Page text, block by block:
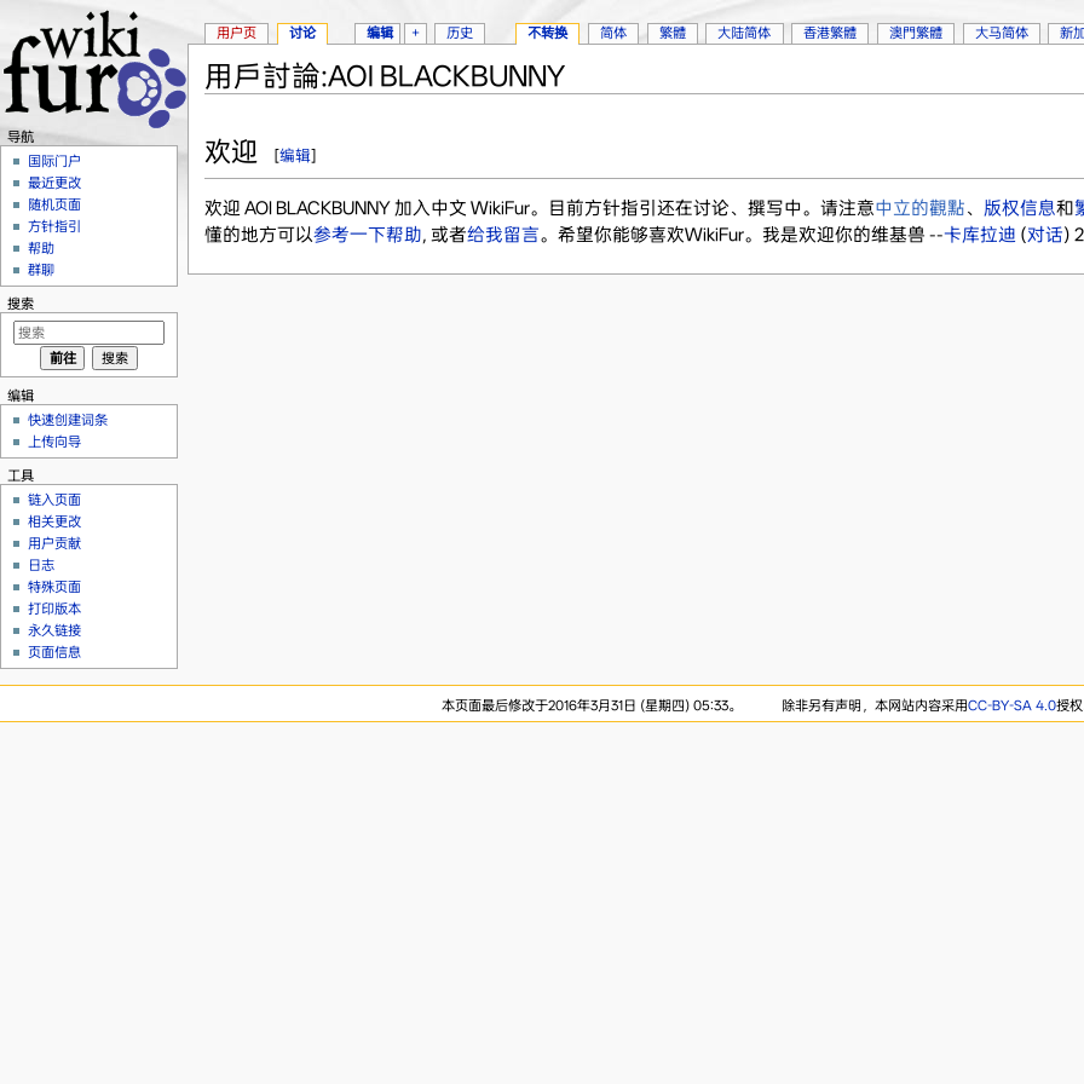
用戶討論:AOI BLACKBUNNY
欢迎 [编辑]
欢迎 AOI BLACKBUNNY 加入中文 WikiFur。目前方针指引还在讨论、撰写中。请注意中立的觀點、 版权信息和
懂的地方可以参考一下帮助, 或者给我留言。希望你能够喜欢WikiFur。我是欢迎你的维基兽 --卡库拉迪 (对话)
用户页 讨论 编辑 + 历史 不转换 简体 繁體 大陆简体 香港繁體 澳門繁體 大马简体 新
导航
国际门户
最近更改
随机页面
方针指引
帮助
群聊
搜索
编辑
快速创建词条
上传向导
工具
链入页面
相关更改
用户贡献
日志
特殊页面
打印版本
永久链接
页面信息
本页面最后修改于2016年3月31日 (星期四) 05:33。 除非另有声明，本网站内容采用CC-BY-SA 4.0授权